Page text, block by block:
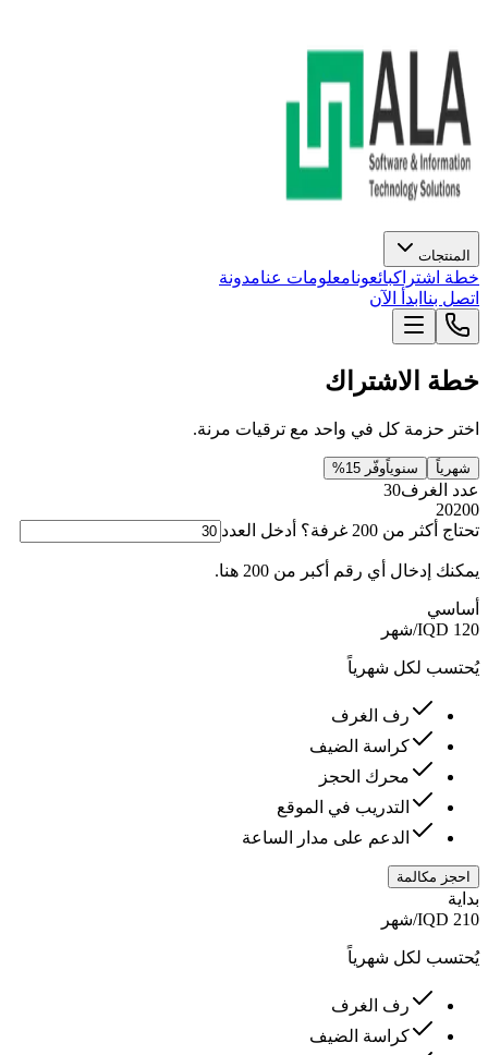
المنتجات
خطة اشتراكبائعونامعلومات عنامدونة
اتصل بنا ابدأ الآن
خطة الاشتراك
اختر حزمة كل في واحد مع ترقيات مرنة.
شهرياً سنوياًوفّر 15%
عدد الغرف30
20200
تحتاج أكثر من 200 غرفة؟ أدخل العدد
يمكنك إدخال أي رقم أكبر من 200 هنا.
أساسي
IQD 120
/شهر
يُحتسب لكل شهرياً
رف الغرف
كراسة الضيف
محرك الحجز
التدريب في الموقع
الدعم على مدار الساعة
احجز مكالمة
بداية
IQD 210
/شهر
يُحتسب لكل شهرياً
رف الغرف
كراسة الضيف